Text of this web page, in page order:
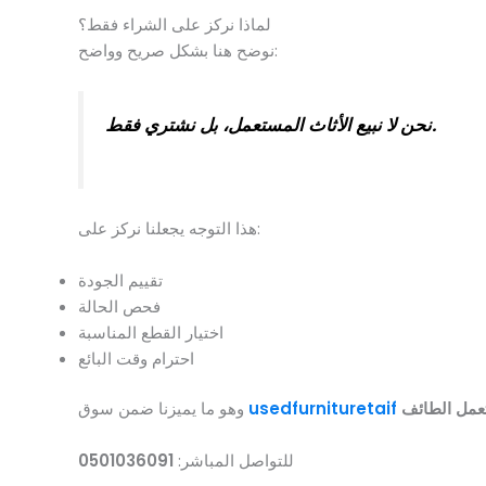
لماذا نركز على الشراء فقط؟
نوضح هنا بشكل صريح وواضح:
نحن لا نبيع الأثاث المستعمل، بل نشتري فقط.
هذا التوجه يجعلنا نركز على:
تقييم الجودة
فحص الحالة
اختيار القطع المناسبة
احترام وقت البائع
usedfurnituretaif الطائف
للتواصل المباشر: 0501036091